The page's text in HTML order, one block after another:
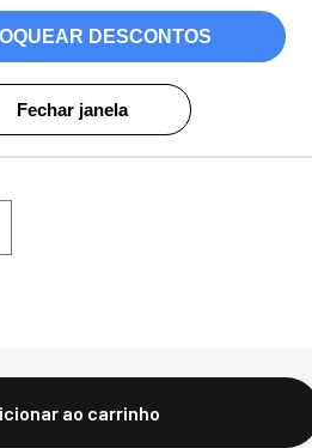
DESCONTOS
Fechar janela
ao carrinho